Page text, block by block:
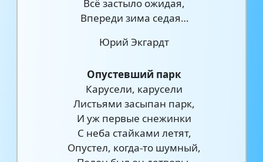
Всё застыло ожидая,
Впереди зима седая…
Юрий Экгардт
Опустевший парк
Карусели, карусели
Листьями засыпан парк,
И уж первые снежинки
С неба стайками летят,
Опустел, когда-то шумный,